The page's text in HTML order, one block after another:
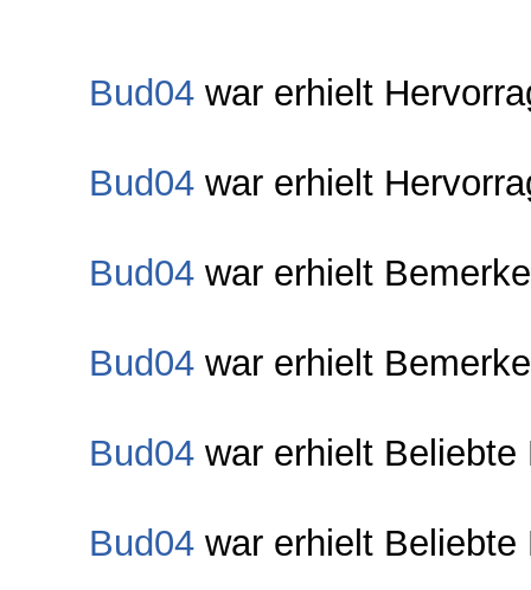
Bud04 war erhielt
Bud04 war erhielt
Bud04 war erhielt
Bud04 war erhielt
Bud04 war erhielt Beliebte
Bud04 war erhielt Beliebte